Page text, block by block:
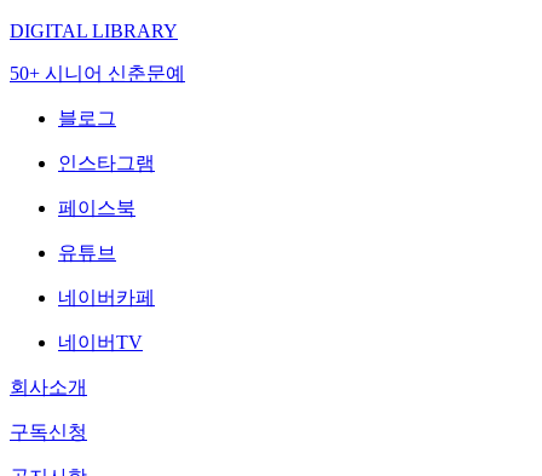
DIGITAL LIBRARY
50+ 시니어 신춘문예
블로그
인스타그램
페이스북
유튜브
네이버카페
네이버TV
회사소개
구독신청